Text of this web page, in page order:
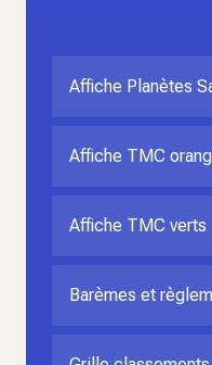
Affiche Planètes
Affiche TMC
Affiche TMC verts
Barèmes et